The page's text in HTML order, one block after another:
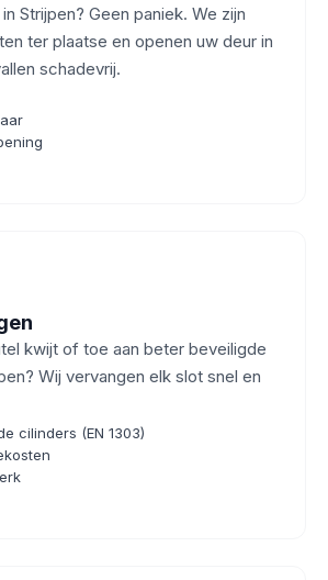
Strijpen? Geen paniek. We zijn
ter plaatse en openen uw deur in
schadevrij.
kwijt of toe aan beter beveiligde
Wij vervangen elk slot snel en
cilinders (EN 1303)